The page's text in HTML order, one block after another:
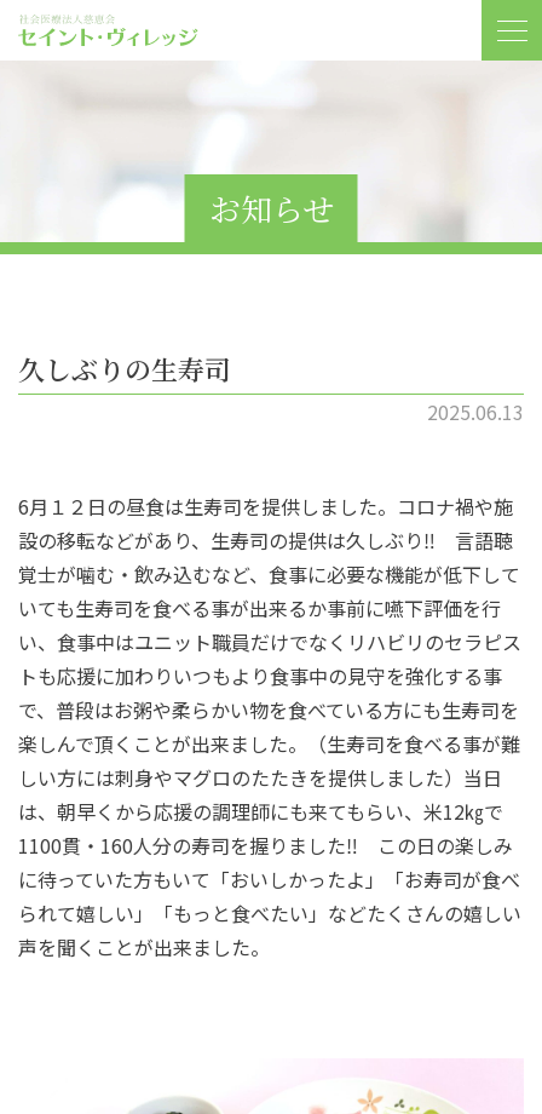
お知らせ
久しぶりの生寿司
2025.06.13
6月１２日の昼食は生寿司を提供しました。コロナ禍や施
設の移転などがあり、生寿司の提供は久しぶり‼ 言語聴
覚士が噛む・飲み込むなど、食事に必要な機能が低下して
いても生寿司を食べる事が出来るか事前に嚥下評価を行
い、食事中はユニット職員だけでなくリハビリのセラピス
トも応援に加わりいつもより食事中の見守を強化する事
で、普段はお粥や柔らかい物を食べている方にも生寿司を
楽しんで頂くことが出来ました。（生寿司を食べる事が難
しい方には刺身やマグロのたたきを提供しました）当日
は、朝早くから応援の調理師にも来てもらい、米12㎏で
1100貫・160人分の寿司を握りました‼ この日の楽しみ
に待っていた方もいて「おいしかったよ」「お寿司が食べ
られて嬉しい」「もっと食べたい」などたくさんの嬉しい
声を聞くことが出来ました。